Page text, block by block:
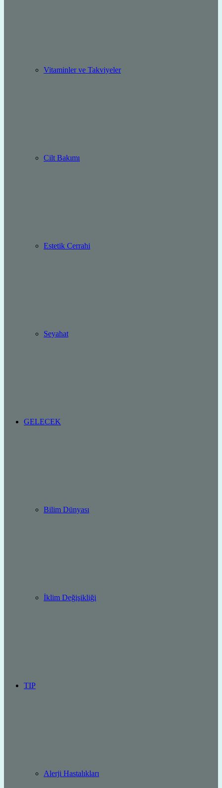
Vitaminler ve Takviyeler
Cilt Bakımı
Estetik Cerrahi
Seyahat
GELECEK
Bilim Dünyası
İklim Değişikliği
TIP
Alerji Hastalıkları